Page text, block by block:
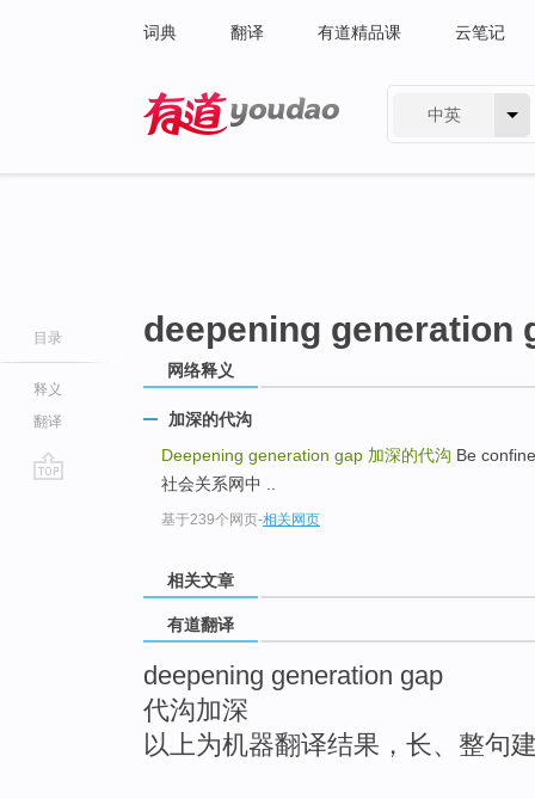
词典 翻译 有道精品课 云笔记
中英
目录
释义
翻译
deepening generation
网络释义
加深的代沟
Deepening generation gap 加深的代沟 Be
社会关系网中 ..
基于239个网页-相关网页
相关文章
有道翻译
deepening generation gap
代沟加深
以上为机器翻译结果，长、整句